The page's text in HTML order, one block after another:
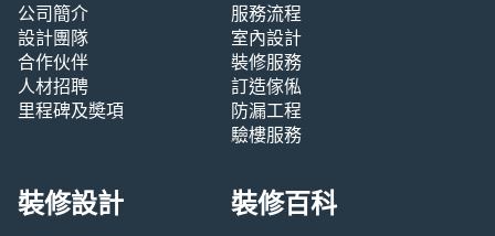
公司簡介
設計團隊
合作伙伴
人材招聘
里程碑及奬項
服務流程
室內設計
裝修服務
訂造傢俬
防漏工程
驗樓服務
裝修設計 裝修百科